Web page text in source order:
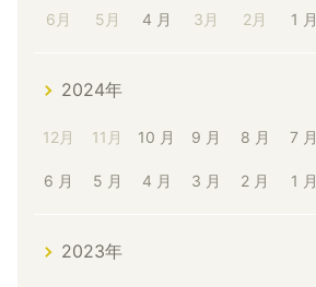
6月 5月 4 月 3月 2月 1 月
2024年
12月 11月 10 月 9 月 8 月 7 月
6 月 5 月 4 月 3 月 2 月 1 月
2023年